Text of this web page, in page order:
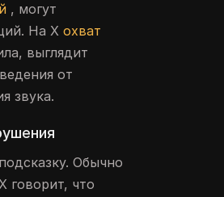
, могут
На Xохват
выглядит
от
звука.
Обычно
говорит, что